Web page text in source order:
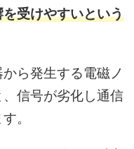
受けやすいという
ら発生する電磁ノ
信号が劣化し通信
。